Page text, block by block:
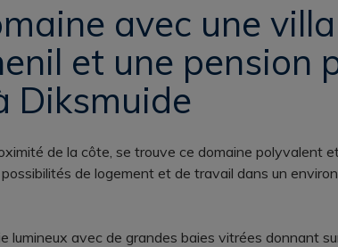
avec une villa
et une pension
Diksmuide
de la côte, se trouve ce domaine polyvalent
de logement et de travail dans un
lumineux avec de grandes baies vitrées donnant